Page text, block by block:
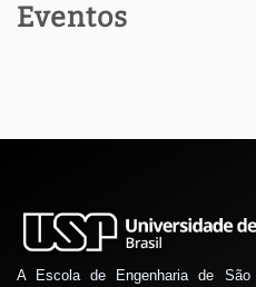
Eventos
A Escola de Engenharia de